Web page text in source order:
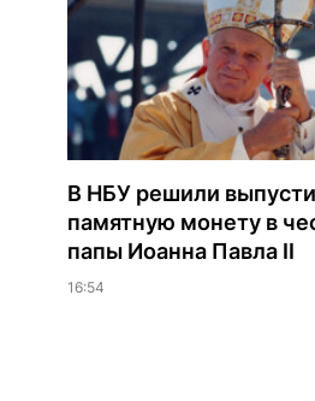
В НБУ решили
памятную монету в
папы Иоанна Павла II
16:54